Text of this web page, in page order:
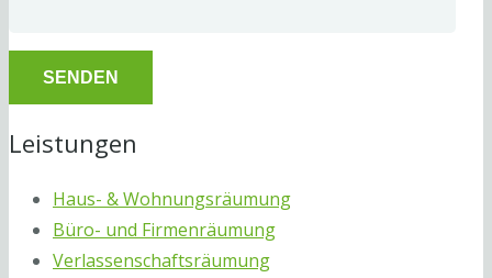
Leistungen
Haus- & Wohnungsräumung
Büro- und Firmenräumung
Verlassenschaftsräumung